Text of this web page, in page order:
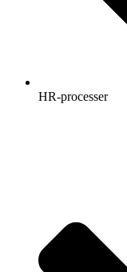
HR-processer